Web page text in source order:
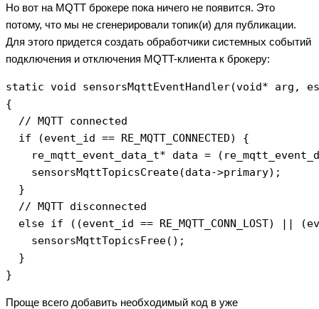
Но вот на MQTT брокере пока ничего не появится. Это
потому, что мы не сгенерировали топик(и) для публикации.
Для этого придется создать обработчики системных событий
подключения и отключения MQTT-клиента к брокеру:
static void sensorsMqttEventHandler(void* arg,
{
  // MQTT connected
  if (event_id == RE_MQTT_CONNECTED) {
re_mqtt_event_data_t* data =
    sensorsMqttTopicsCreate(data->primary);
  }
  // MQTT disconnected
else if ((event_id == RE_MQTT_CONN_LOST) ||
    sensorsMqttTopicsFree();
  }
Проще всего добавить необходимый код в уже